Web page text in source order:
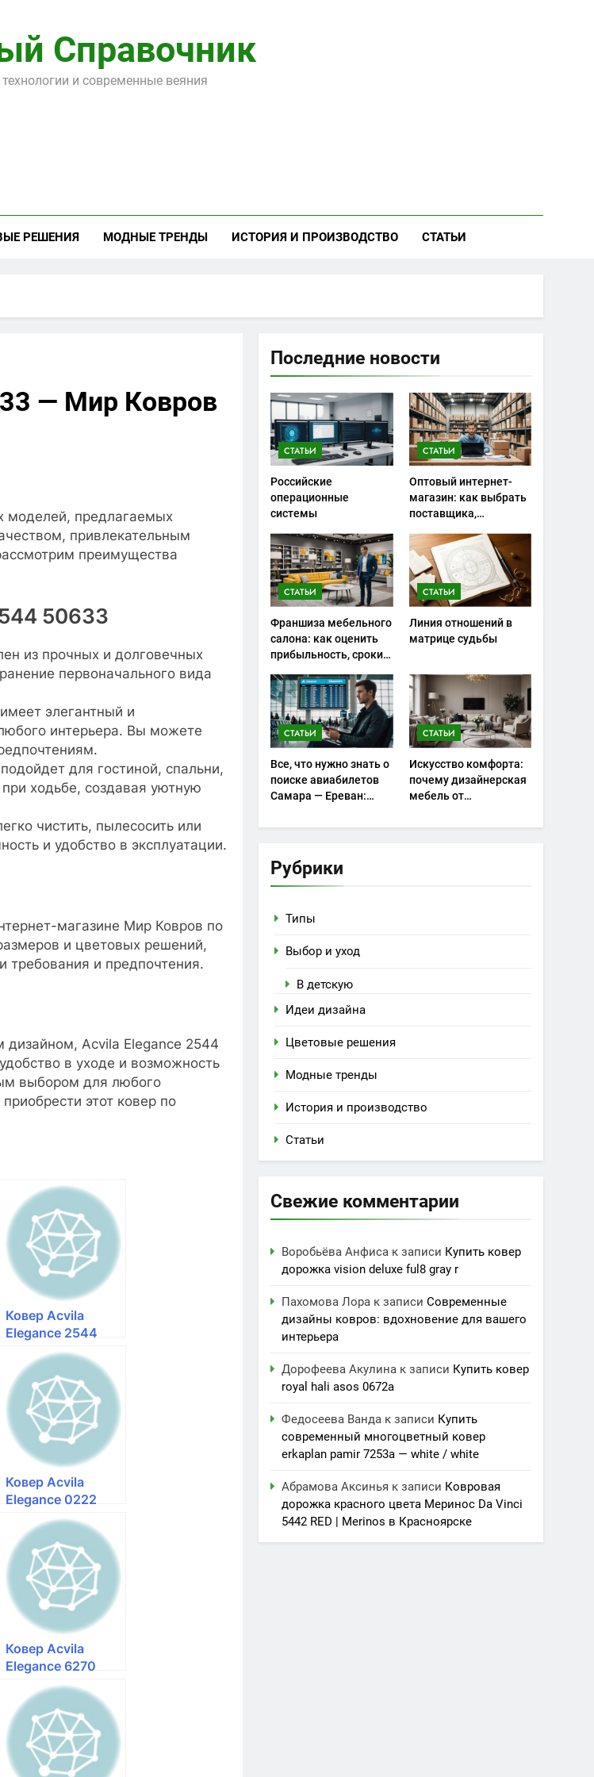
Справочник
и современные веяния
РЕШЕНИЯ МОДНЫЕ ТРЕНДЫ ИСТОРИЯ И ПРОИЗВОДСТВО СТАТЬИ
— Мир Ковров
моделей, предлагаемых
привлекательным
преимущества
50633
из прочных и долговечных
первоначального вида
элегантный и
интерьера. Вы можете
для гостиной, спальни,
ходьбе, создавая уютную
чистить, пылесосить или
и удобство в эксплуатации.
магазине Мир Ковров по
и цветовых решений,
и предпочтения.
дизайном, Acvila Elegance 2544
в уходе и возможность
выбором для любого
этот ковер по
Ковер Acvila
Elegance 2544
50133 — Мир
Ковров
Ковер Acvila
Elegance 0222
50633 — Мир
Ковров
Ковер Acvila
Elegance 6270
50633 — Мир
Ковров
Последние новости
СТАТЬИ
Российские
операционные
системы
СТАТЬИ
Оптовый интернет-
магазин: как выбрать
поставщика,
закупках и не
ошибиться с
ассортиментом
СТАТЬИ
Франшиза мебельного
салона: как оценить
прибыльность, сроки
запуска
СТАТЬИ
Линия отношений в
матрице судьбы
СТАТЬИ
Все, что нужно знать о
поиске авиабилетов
Самара — Ереван:
СТАТЬИ
Искусство комфорта:
почему дизайнерская
мебель от
особое место в
Рубрики
Типы
Выбор и уход
В детскую
Идеи дизайна
Цветовые решения
Модные тренды
История и производство
Статьи
Свежие комментарии
Воробьёва Анфиса к записи Купить ковер
дорожка vision deluxe ful8 gray r
Пахомова Лора к записиСовременные
дизайны ковров: вдохновение для вашего
интерьера
Дорофеева Акулина к записи Купить ковер
royal hali asos 0672a
Федосеева Ванда к записи Купить
современный многоцветный ковер
erkaplan pamir 7253a — white / white
Абрамова Аксинья к записи Ковровая
дорожка красного цвета Меринос Da Vinci
5442 RED | Merinos в Красноярске